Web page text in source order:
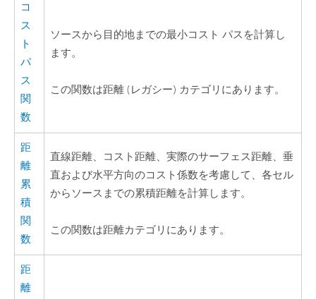
コ
ス
ト
パ
ス
関
数
ソースから目的地までの最小コスト パスを計算し
ます。
この関数は距離 (レガシー) カテゴリにあります。
距
離
累
積
関
数
直線距離、コスト距離、実際のサーフェス距離、垂
直および水平方向のコスト係数を考慮して、各セル
からソースまでの累積距離を計算します。
この関数は距離カテゴリにあります。
距
離